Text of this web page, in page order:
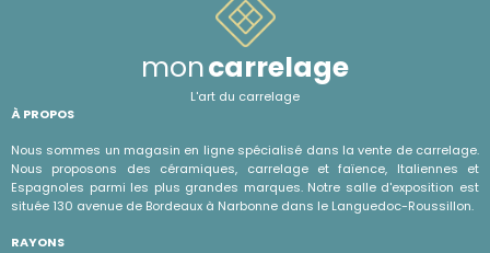
moncarrelage
L'art du carrelage
À PROPOS
Nous sommes un magasin en ligne spécialisé dans la vente de carrelage.
Nous proposons des céramiques, carrelage et faïence, Italiennes et
Espagnoles parmi les plus grandes marques. Notre salle d'exposition est
située 130 avenue de Bordeaux à Narbonne dans le Languedoc-Roussillon.
RAYONS